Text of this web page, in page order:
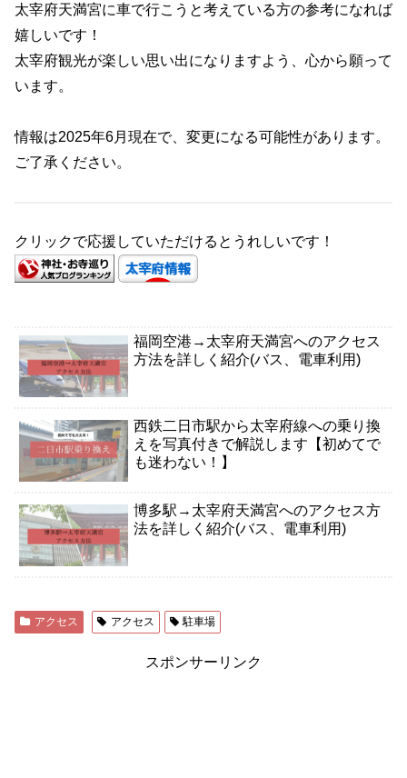
太宰府天満宮に車で行こうと考えている方の参考になれば
嬉しいです！
太宰府観光が楽しい思い出になりますよう、心から願って
います。
情報は2025年6月現在で、変更になる可能性があります。
ご了承ください。
クリックで応援していただけるとうれしいです！
福岡空港→太宰府天満宮へのアクセス
方法を詳しく紹介(バス、電車利用)
西鉄二日市駅から太宰府線への乗り換
えを写真付きで解説します【初めてで
も迷わない！】
博多駅→太宰府天満宮へのアクセス方
法を詳しく紹介(バス、電車利用)
アクセス アクセス 駐車場
スポンサーリンク